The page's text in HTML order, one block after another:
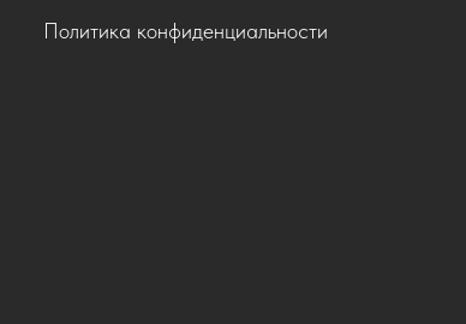
Политика конфиденциальности